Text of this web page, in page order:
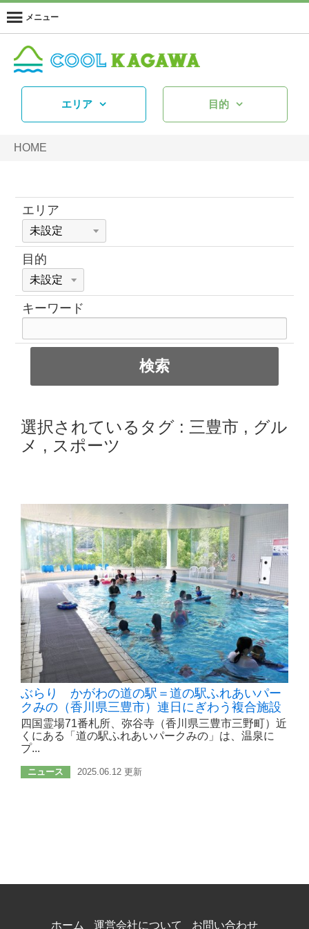
メニュー
エリア 目的
HOME
エリア
目的
キーワード
選択されているタグ : 三豊市 , グル
メ , スポーツ
ぶらり かがわの道の駅＝道の駅ふれあいパー
クみの（香川県三豊市）連日にぎわう複合施設
四国霊場71番札所、弥谷寺（香川県三豊市三野町）近
くにある「道の駅ふれあいパークみの」は、温泉に
プ...
ニュース 2025.06.12 更新
ホーム 運営会社について お問い合わせ